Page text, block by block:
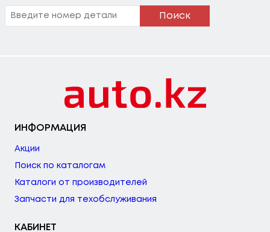
Поиск
ИНФОРМАЦИЯ
Акции
Поиск по каталогам
Каталоги от производителей
Запчасти для техобслуживания
КАБИНЕТ